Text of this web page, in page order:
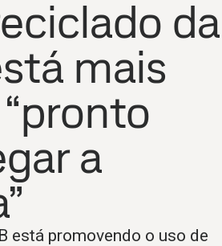
da
mais
a
está promovendo o uso de